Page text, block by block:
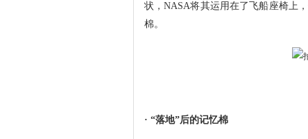
状，NASA将其运用在了飞船座椅上
棉。
· “落地”后的记忆棉